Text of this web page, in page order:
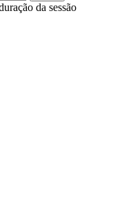
da sessão